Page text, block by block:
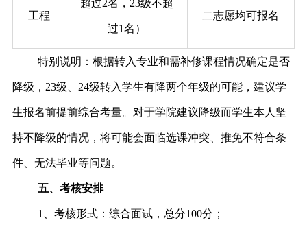
工程
超过2名，23级不超
过1名）
二志愿均可报名
特别说明：根据转入专业和需补修课程情况确定是否
降级，23级、24级转入学生有降两个年级的可能，建议学
生报名前提前综合考量。对于学院建议降级而学生本人坚
持不降级的情况，将可能会面临选课冲突、推免不符合条
件、无法毕业等问题。
五、考核安排
1、考核形式：综合面试，总分100分；